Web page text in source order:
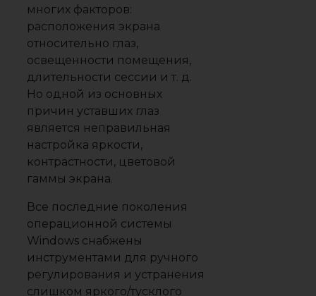
многих факторов:
расположения экрана
относительно глаз,
освещенности помещения,
длительности сессии и т. д.
Но одной из основных
причин уставших глаз
является неправильная
настройка яркости,
контрастности, цветовой
гаммы экрана.
Все последние поколения
операционной системы
Windows снабжены
инструментами для ручного
регулирования и устранения
слишком яркого/тусклого